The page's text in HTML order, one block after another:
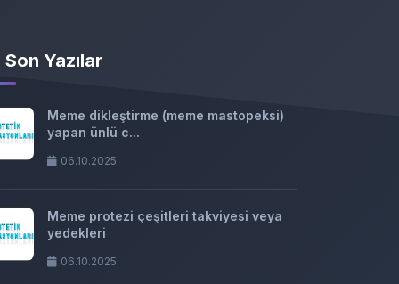
Son Yazılar
Meme dikleştirme (meme mastopeksi)
yapan ünlü c...
06.10.2025
Meme protezi çeşitleri takviyesi veya
yedekleri
06.10.2025